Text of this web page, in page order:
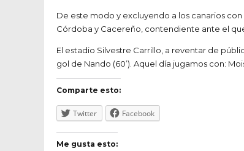
De este modo y excluyendo a los canarios
Córdoba y Cacereño, contendiente ante el
El estadio Silvestre Carrillo, a reventar de
gol de Nando (60’). Aquel día jugamos con:
Comparte esto:
Twitter Facebook
Me gusta esto: